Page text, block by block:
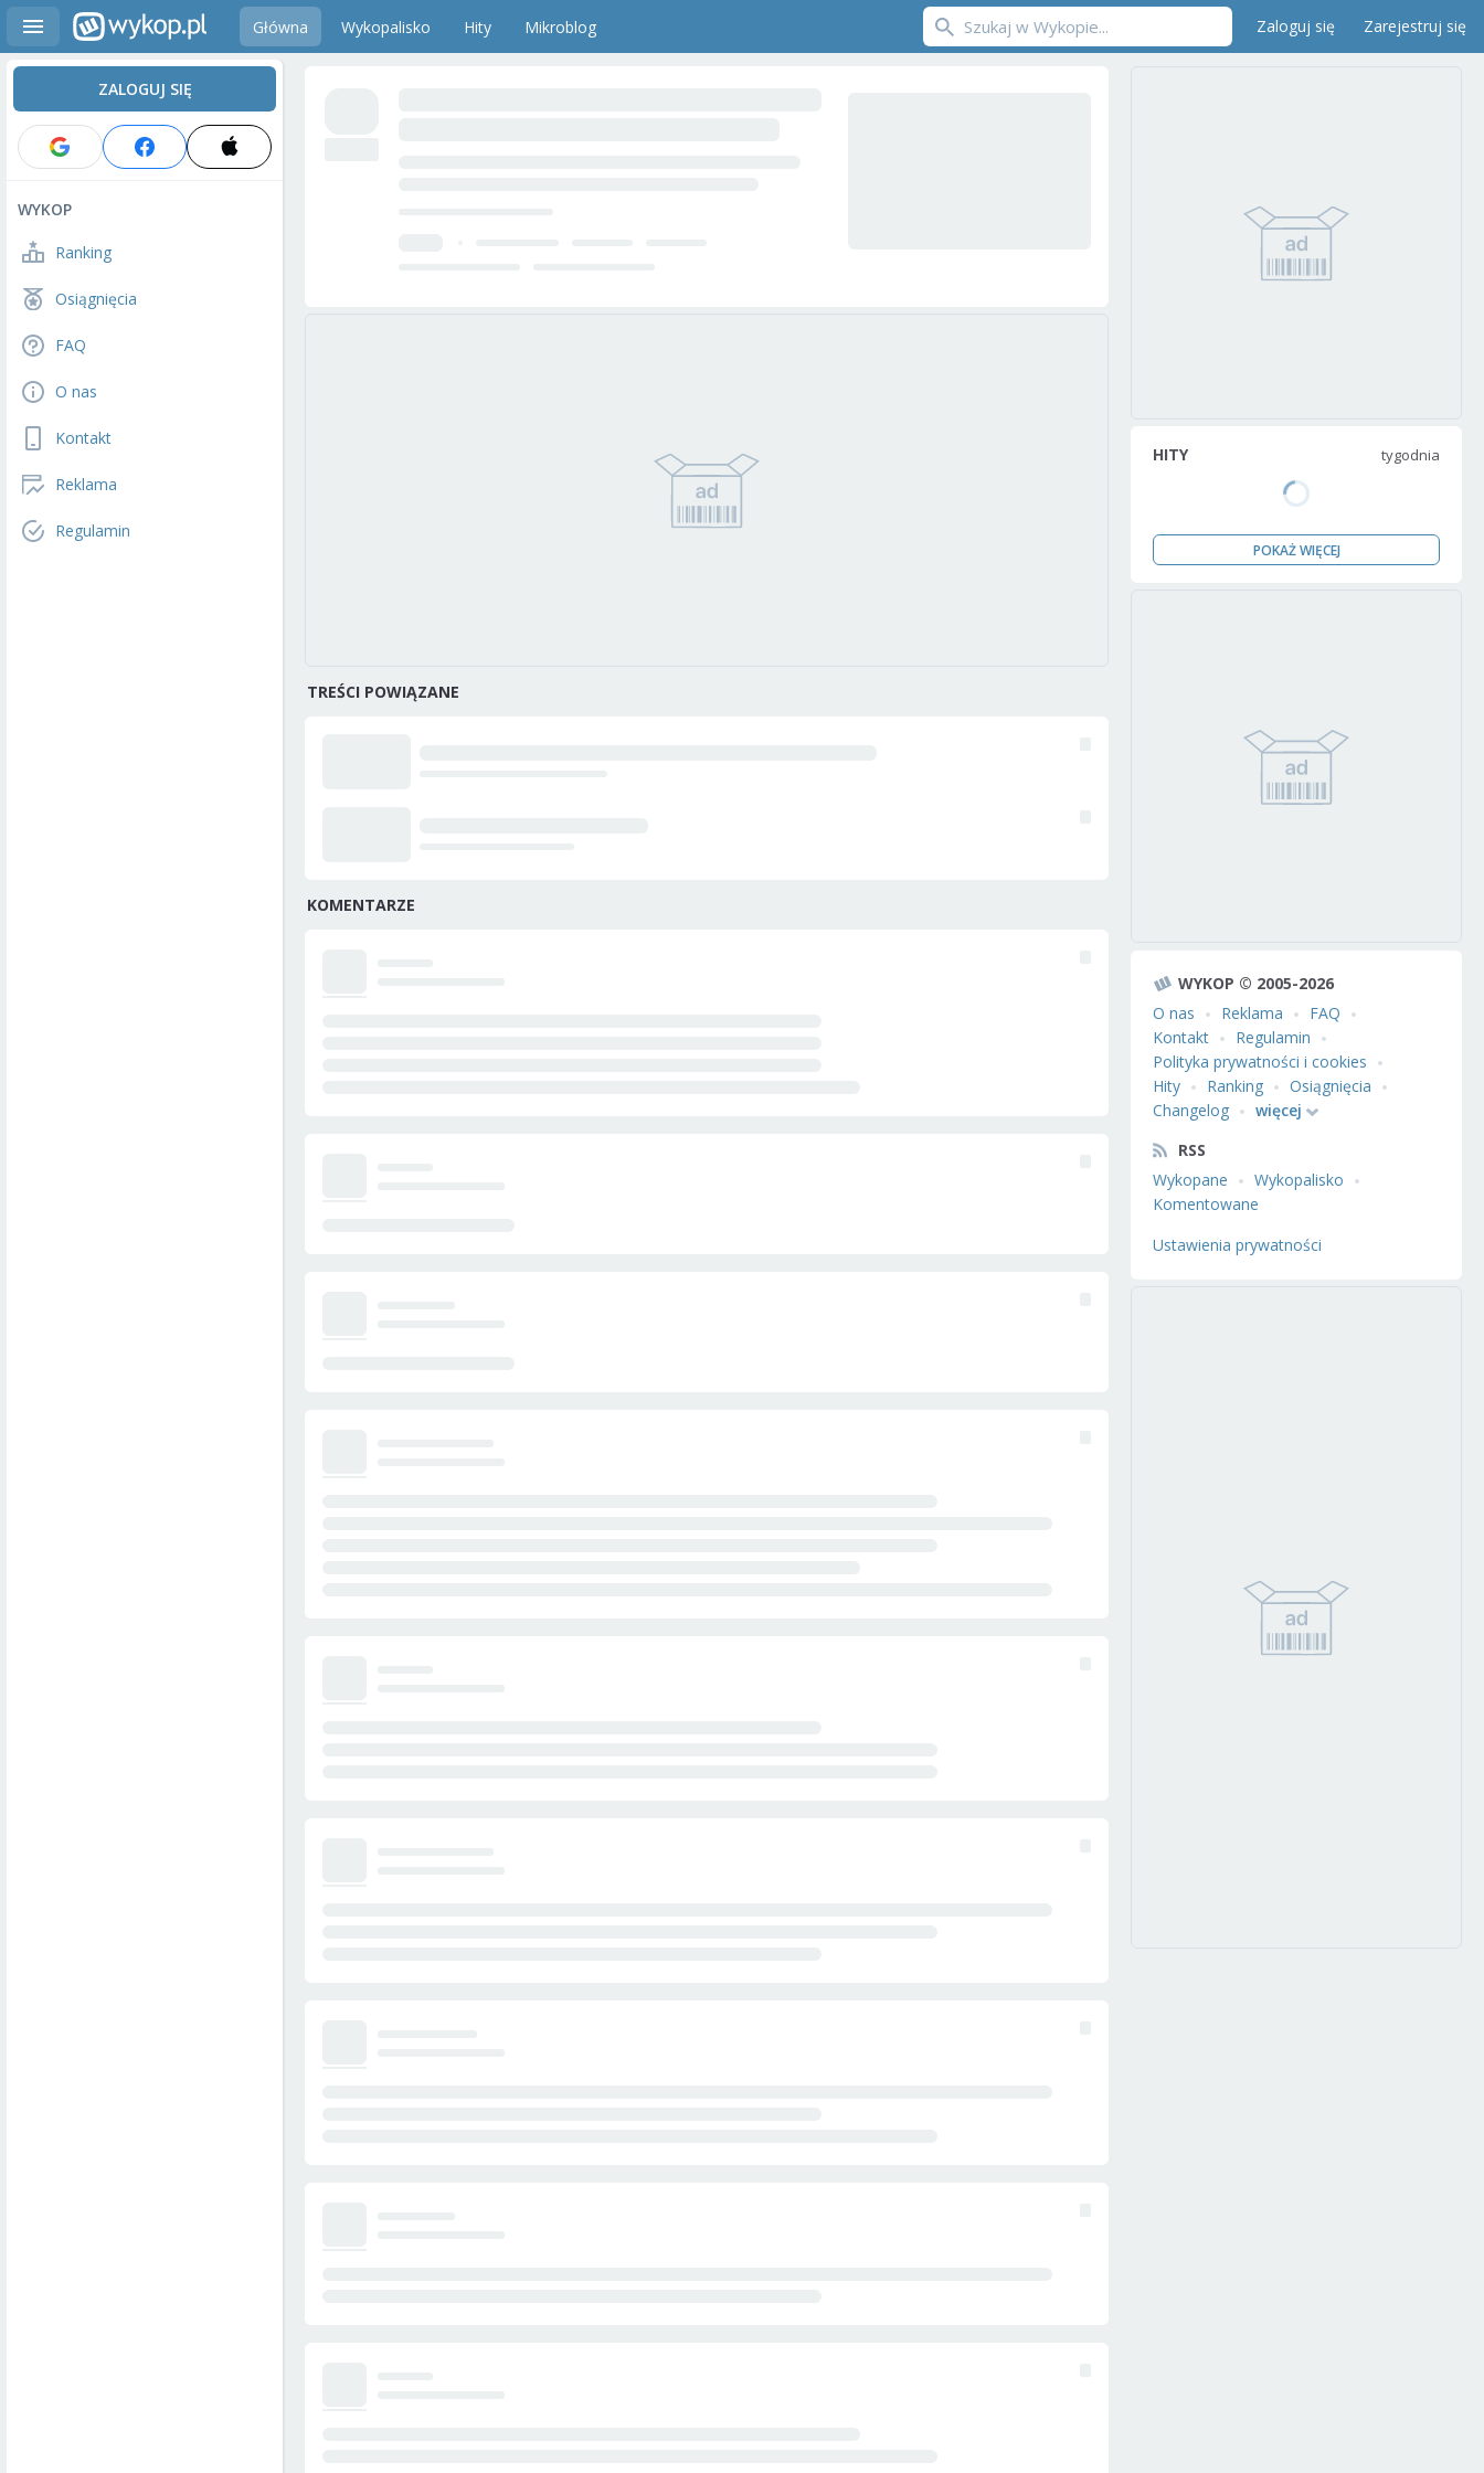
Główna Wykopalisko Hity Mikroblog Zaloguj się Zarejestruj się
ZALOGUJ SIĘ
WYKOP
Ranking
Osiągnięcia
FAQ
O nas
Kontakt
Reklama
Regulamin
TREŚCI POWIĄZANE
KOMENTARZE
HITY tygodnia
POKAŻ WIĘCEJ
WYKOP © 2005-2026
O nas
Reklama
FAQ
Kontakt
Regulamin
Polityka prywatności i cookies
Hity
Ranking
Osiągnięcia
Changelog
więcej
RSS
Wykopane
Wykopalisko
Komentowane
Ustawienia prywatności